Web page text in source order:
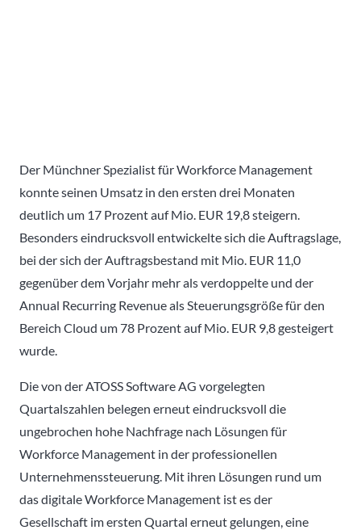
Der Münchner Spezialist für Workforce Management
konnte seinen Umsatz in den ersten drei Monaten
deutlich um 17 Prozent auf Mio. EUR 19,8 steigern.
Besonders eindrucksvoll entwickelte sich die Auftragslage,
bei der sich der Auftragsbestand mit Mio. EUR 11,0
gegenüber dem Vorjahr mehr als verdoppelte und der
Annual Recurring Revenue als Steuerungsgröße für den
Bereich Cloud um 78 Prozent auf Mio. EUR 9,8 gesteigert
wurde.
Die von der ATOSS Software AG vorgelegten
Quartalszahlen belegen erneut eindrucksvoll die
ungebrochen hohe Nachfrage nach Lösungen für
Workforce Management in der professionellen
Unternehmenssteuerung. Mit ihren Lösungen rund um
das digitale Workforce Management ist es der
Gesellschaft im ersten Quartal erneut gelungen, eine